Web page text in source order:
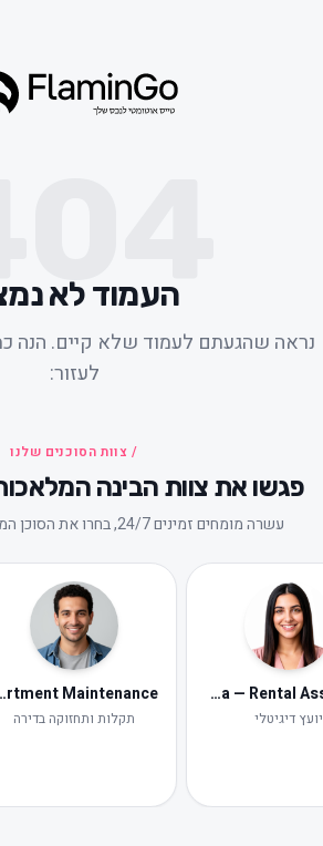
העמוד לא
נראה שהגעתם לעמוד שלא קיים. הנה
לעזור:
/ צוות הסוכנים שלנו
פגשו את צוות הבינה
עשרה מומחים זמינים 24/7, בחרו את הסוכן המתאים והתחילו לשוחח.
Neta — Rental Assistant
יועץ דיגיטלי תקלות ותחזוקה בדירה